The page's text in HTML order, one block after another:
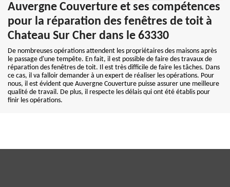
Auvergne Couverture et ses compétences
pour la réparation des fenêtres de toit à
Chateau Sur Cher dans le 63330
De nombreuses opérations attendent les propriétaires des maisons après
le passage d'une tempête. En fait, il est possible de faire des travaux de
réparation des fenêtres de toit. Il est très difficile de faire les tâches. Dans
ce cas, il va falloir demander à un expert de réaliser les opérations. Pour
nous, il est évident que Auvergne Couverture puisse assurer une meilleure
qualité de travail. De plus, il respecte les délais qui ont été établis pour
finir les opérations.